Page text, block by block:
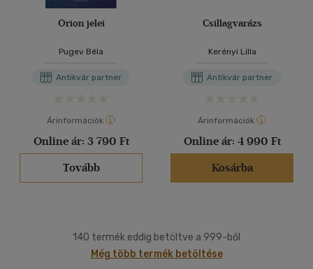
Orion jelei
Pugev Béla
Antikvár partner
Árinformációk
Online ár: 3 790 Ft
Tovább
Csillagvarázs
Kerényi Lilla
Antikvár partner
Árinformációk
Online ár: 4 990 Ft
Kosárba
140 termék eddig betöltve a 999-ből
Még több termék betöltése